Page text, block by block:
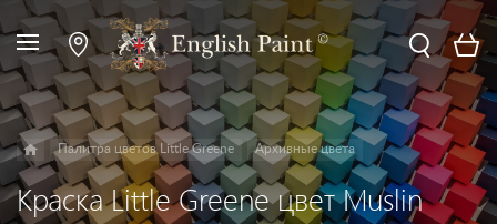
Палитра цветов Little Greene Архивные цвета
Краска Little Greene цвет Muslin